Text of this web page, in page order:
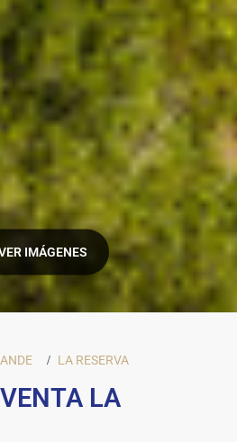
IMÁGENES
LA RESERVA
LA